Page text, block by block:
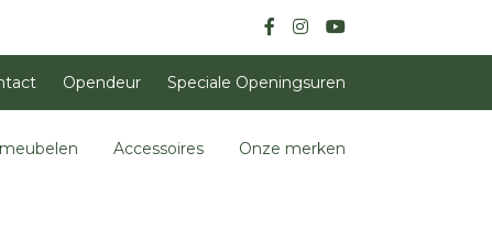
Opendeur Speciale Openingsuren
Accessoires Onze merken